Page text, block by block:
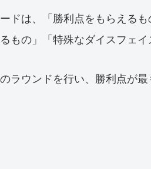
ドは、「勝利点をもらえる
もの」「特殊なダイスフェ
ラウンドを行い、勝利点が最